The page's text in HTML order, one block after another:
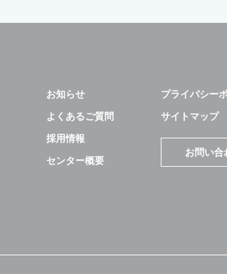
お知らせ
よくあるご質問
採用情報
センター概要
プライバシー
サイトマップ
お問い合